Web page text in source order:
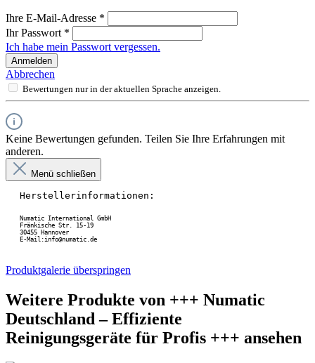
Ihre E-Mail-Adresse *
Ihr Passwort *
Ich habe mein Passwort vergessen.
Anmelden
Abbrechen
Bewertungen nur in der aktuellen Sprache anzeigen.
Keine Bewertungen gefunden. Teilen Sie Ihre Erfahrungen mit
anderen.
Menü schließen
Herstellerinformationen:
Numatic International GmbH
Fränkische Str. 15-19
30455 Hannover
E-Mail:info@numatic.de
Produktgalerie überspringen
Weitere Produkte von +++ Numatic
Deutschland – Effiziente
Reinigungsgeräte für Profis +++ ansehen